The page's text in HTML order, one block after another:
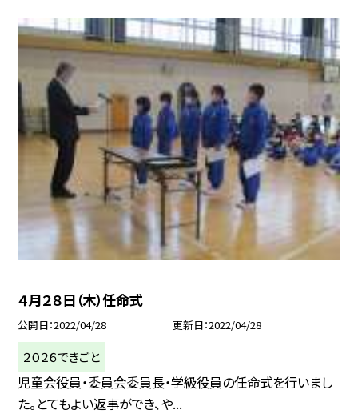
４月２８日（木）任命式
公開日 2022/04/28 更新日 2022/04/28
２０２６できごと
児童会役員・委員会委員長・学級役員の任命式を行いまし
た。とてもよい返事ができ、や...